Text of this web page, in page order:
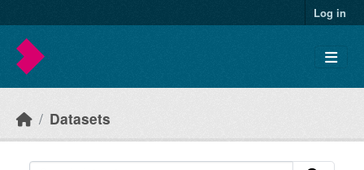
Log in
Datasets